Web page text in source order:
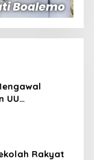
UU
Rakyat